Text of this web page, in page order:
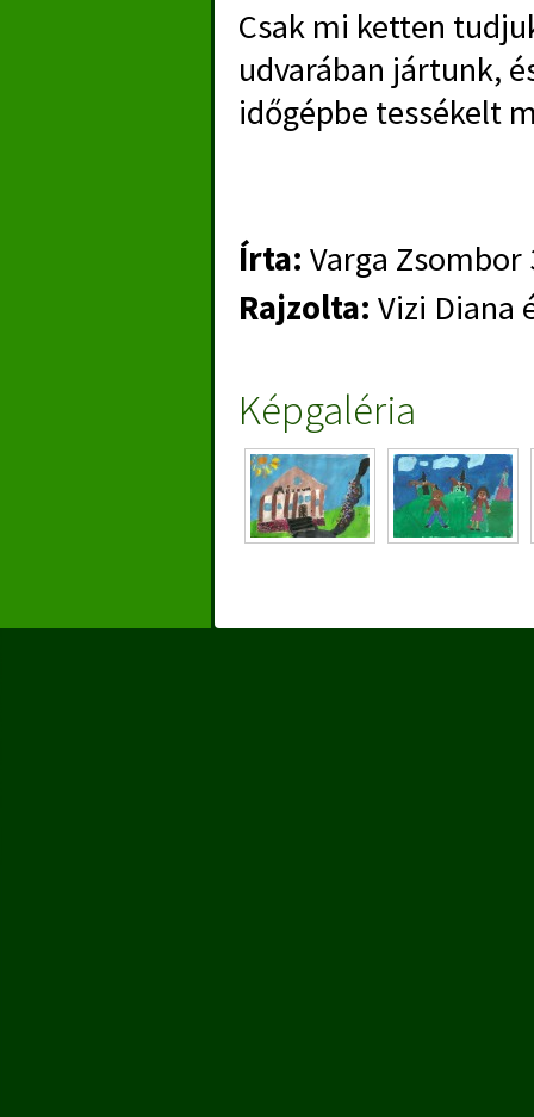
Csak mi ketten
udvarában jártunk,
időgépbe tessékelt
Írta: Varga Zsombor
Rajzolta: Vizi Diana
Képgaléria